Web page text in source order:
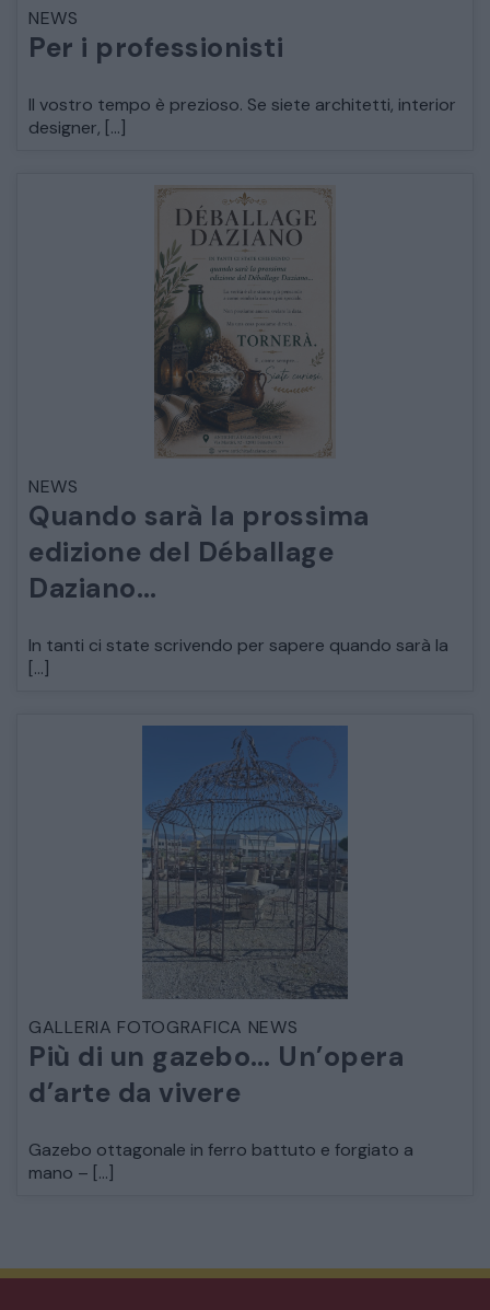
COMÒ E COMODINI
TAVOLI TAVOLINI CONSOLE
SEDIE POLTRONE DIVANI
CREDENZE – DOPPI CORPI – BUFFET
SALE DA PRANZO – STUDIO UFFICIO
ARREDO DA GIARDINO
DECORAZIONI OGGETTISTICA ILLUMINAZIONE
MATERIALI E STRUTTURE
MODERNARIATO
STILI ED ESPOSIZIONE
STRUMENTI MUSICALI
VEICOLI D’EPOCA
NEWS
Per i professionisti
Il vostro tempo è prezioso. Se siete architetti, interior
designer, […]
NEWS
Quando sarà la prossima
edizione del Déballage
Daziano…
In tanti ci state scrivendo per sapere quando sarà la
[…]
GALLERIA FOTOGRAFICA NEWS
Più di un gazebo… Un’opera
d’arte da vivere
Gazebo ottagonale in ferro battuto e forgiato a
mano – […]